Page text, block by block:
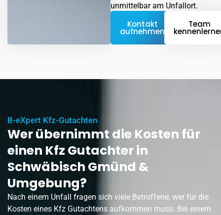
unmittelbar am Unfallort.
Kontakt
aufnehmen
Team
B-eXpert Kfz-Gutachten
Wer übernimmt die Kosten für
einen Kfz Gutachter in
Schwäbisch Gmünd &
Umgebung?
Nach einem Unfall fragen sich viele Betroffene, wer für die
Kosten eines Kfz Gutachtens aufkommen muss. Bei einem